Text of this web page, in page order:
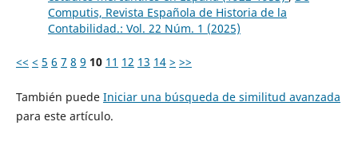
Computis, Revista Española de Historia de la
Contabilidad.: Vol. 22 Núm. 1 (2025)
<< < 5 6 7 8 9 10 11 12 13 14 > >>
También puede Iniciar una búsqueda de similitud avanzada
para este artículo.